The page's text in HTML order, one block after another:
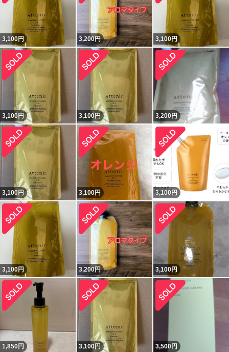
3,100円 3,200円 3,100円
3,100円 3,100円 3,200円
3,100円 3,100円 3,100 円
3,100円 3,200円 3,100円
1,850円 3,100円 3,500円